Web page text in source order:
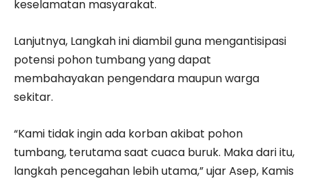
keselamatan masyarakat.
Lanjutnya, Langkah ini diambil guna mengantisipasi
potensi pohon tumbang yang dapat
membahayakan pengendara maupun warga
sekitar.
“Kami tidak ingin ada korban akibat pohon
tumbang, terutama saat cuaca buruk. Maka dari itu,
langkah pencegahan lebih utama,” ujar Asep, Kamis